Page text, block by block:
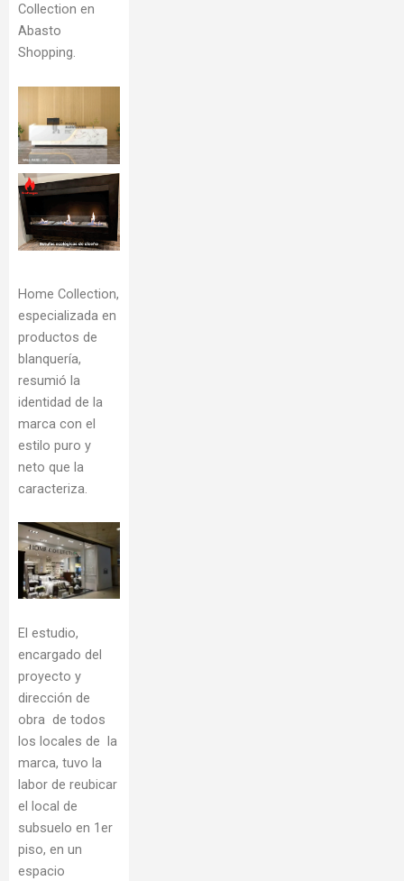
Collection en
Abasto
Shopping.
Home Collection,
especializada en
productos de
blanquería,
resumió la
identidad de la
marca con el
estilo puro y
neto que la
caracteriza.
El estudio,
encargado del
proyecto y
dirección de
obra de todos
los locales de la
marca, tuvo la
labor de reubicar
el local de
subsuelo en 1er
piso, en un
espacio